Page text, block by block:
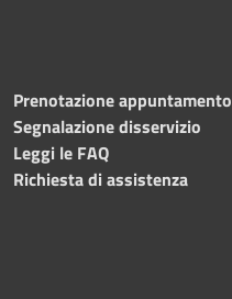
Prenotazione appuntamento
Segnalazione disservizio
Leggi le FAQ
Richiesta di assistenza